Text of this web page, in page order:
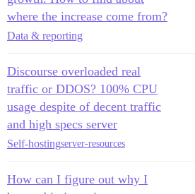
where the increase come from?
Data & reporting
Discourse overloaded real
traffic or DDOS? 100% CPU
usage despite of decent traffic
and high specs server
Self-hostingserver-resources
How can I figure out why I